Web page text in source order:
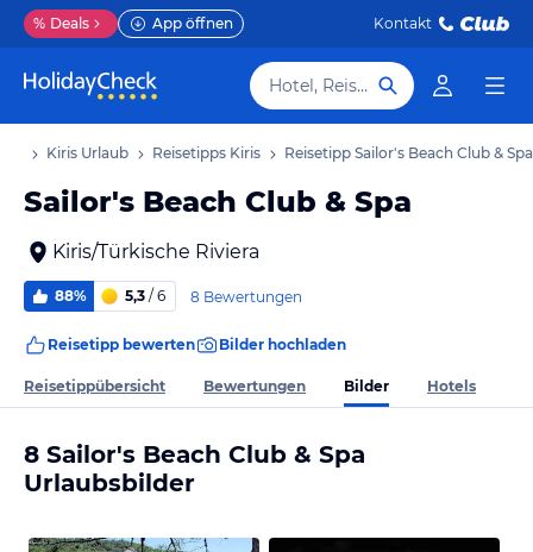
% Deals App öffnen Kontakt
Hotel, Reiseziel
Kiris Urlaub Reisetipps Kiris Reisetipp Sailor's Beach Club & Spa
Sailor's Beach Club & Spa
Kiris/Türkische Riviera
88% 5,3 / 6 8 Bewertungen
Reisetipp bewerten Bilder hochladen
Reisetippübersicht Bewertungen Bilder Hotels
8 Sailor's Beach Club & Spa
Urlaubsbilder